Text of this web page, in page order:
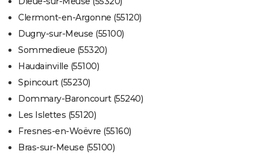
Clermont-en-Argonne (55120)
Dugny-sur-Meuse (55100)
Sommedieue (55320)
Haudainville (55100)
Spincourt (55230)
Dommary-Baroncourt (55240)
Les Islettes (55120)
Fresnes-en-Woëvre (55160)
Bras-sur-Meuse (55100)